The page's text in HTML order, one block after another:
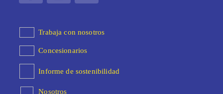
Trabaja con nosotros
Concesionarios
Informe de sostenibilidad
Nosotros